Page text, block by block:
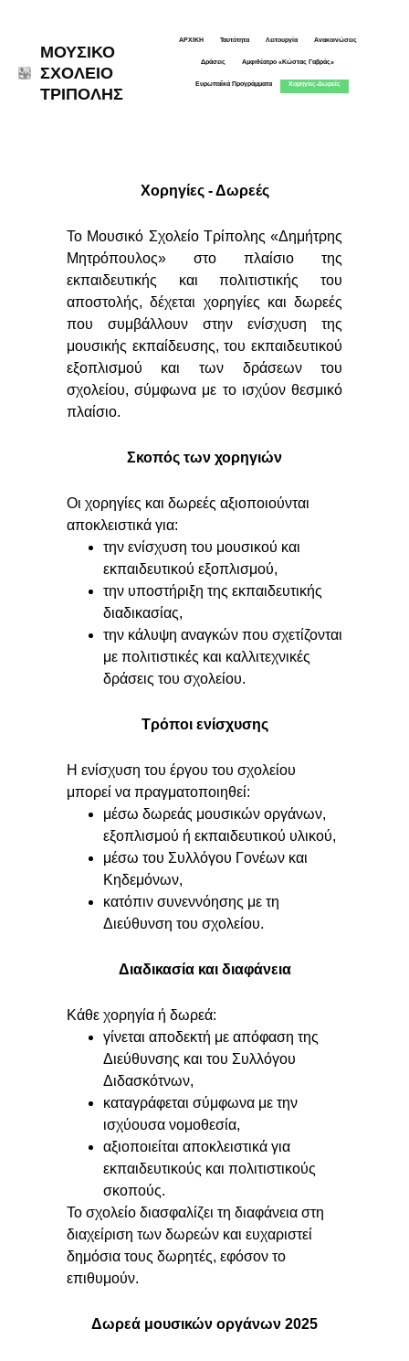
ΜΟΥΣΙΚΟ
ΣΧΟΛΕΙΟ
ΤΡΙΠΟΛΗΣ
ΑΡΧΙΚΗ Ταυτότητα Λειτουργία Ανακοινώσεις
Δράσεις Αμφιθέατρο «Κώστας Γαβράς»
Ευρωπαϊκά Προγράμματα Χορηγίες-Δωρεές
Χορηγίες - Δωρεές
Το Μουσικό Σχολείο Τρίπολης «Δημήτρης
Μητρόπουλος» στο πλαίσιο της
εκπαιδευτικής και πολιτιστικής του
αποστολής, δέχεται χορηγίες και δωρεές
που συμβάλλουν στην ενίσχυση της
μουσικής εκπαίδευσης, του εκπαιδευτικού
εξοπλισμού και των δράσεων του
σχολείου, σύμφωνα με το ισχύον θεσμικό
πλαίσιο.
Σκοπός των χορηγιών
Οι χορηγίες και δωρεές αξιοποιούνται
αποκλειστικά για:
την ενίσχυση του μουσικού και
εκπαιδευτικού εξοπλισμού,
την υποστήριξη της εκπαιδευτικής
διαδικασίας,
την κάλυψη αναγκών που σχετίζονται
με πολιτιστικές και καλλιτεχνικές
δράσεις του σχολείου.
Τρόποι ενίσχυσης
Η ενίσχυση του έργου του σχολείου
μπορεί να πραγματοποιηθεί:
μέσω δωρεάς μουσικών οργάνων,
εξοπλισμού ή εκπαιδευτικού υλικού,
μέσω του Συλλόγου Γονέων και
Κηδεμόνων,
κατόπιν συνεννόησης με τη
Διεύθυνση του σχολείου.
Διαδικασία και διαφάνεια
Κάθε χορηγία ή δωρεά:
γίνεται αποδεκτή με απόφαση της
Διεύθυνσης και του Συλλόγου
Διδασκότνων,
καταγράφεται σύμφωνα με την
ισχύουσα νομοθεσία,
αξιοποιείται αποκλειστικά για
εκπαιδευτικούς και πολιτιστικούς
σκοπούς.
Το σχολείο διασφαλίζει τη διαφάνεια στη
διαχείριση των δωρεών και ευχαριστεί
δημόσια τους δωρητές, εφόσον το
επιθυμούν.
Δωρεά μουσικών οργάνων 2025